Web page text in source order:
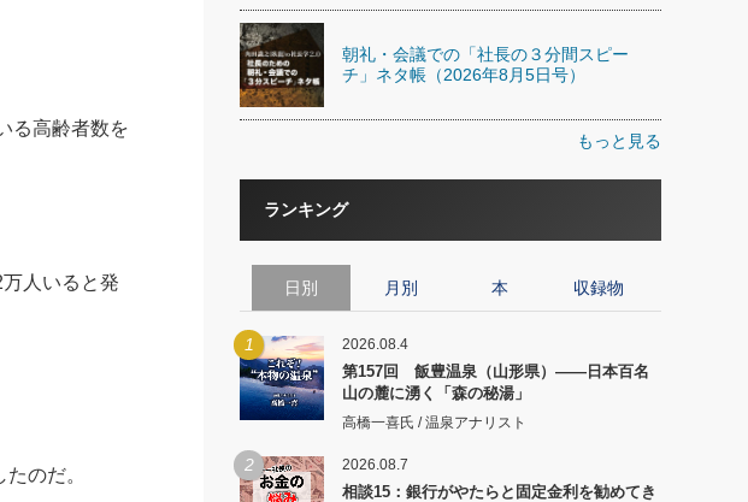
る高齢者数を
人いると発
のだ。
朝礼・会議での「社長の３分間スピー
チ」ネタ帳（2026年8月5日号）
もっと見る
ランキング
日別 月別 本 収録物
1 2026.08.4
第157回 飯豊温泉（山形県）――日本百名
山の麓に湧く「森の秘湯」
高橋一喜氏 / 温泉アナリスト
2 2026.08.7
相談15：銀行がやたらと固定金利を勧めてき